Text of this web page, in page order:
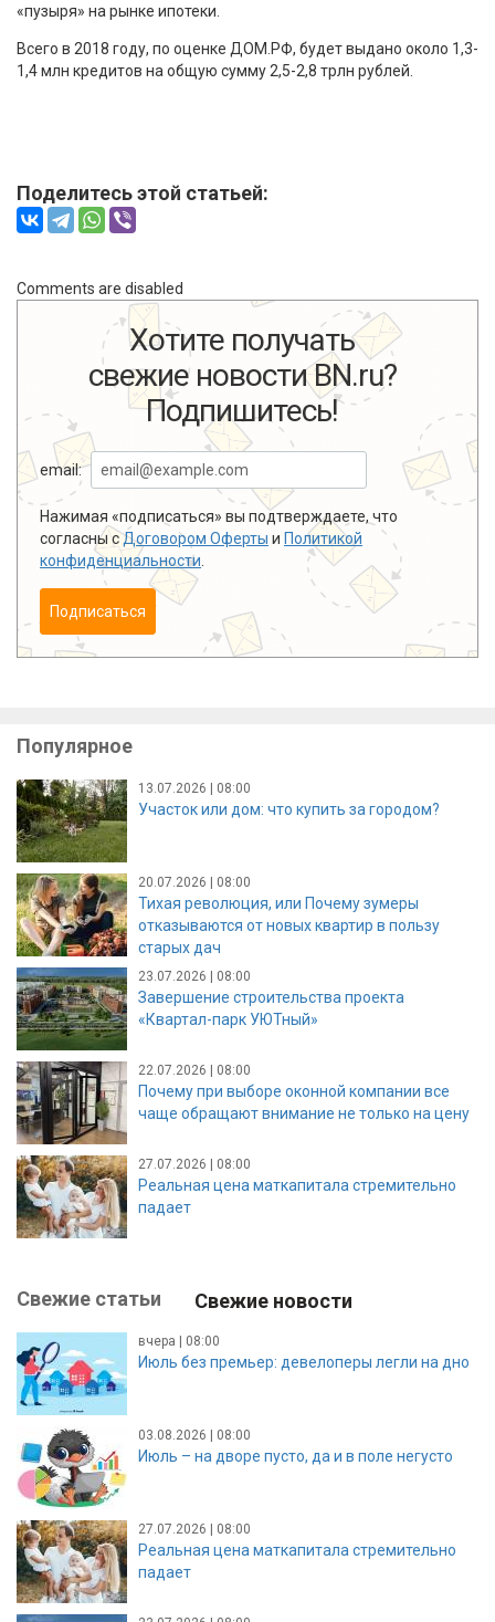
«пузыря» на рынке ипотеки.
Всего в 2018 году, по оценке ДОМ.РФ, будет выдано около 1,3-
1,4 млн кредитов на общую сумму 2,5-2,8 трлн рублей.
Поделитесь этой статьей:
Comments are disabled
Хотите получать
свежие новости BN.ru?
Подпишитесь!
email:
Нажимая «подписаться» вы подтверждаете, что
согласны сДоговором Оферты и Политикой
конфиденциальности
Подписаться
Популярное
13.07.2026 | 08:00
Участок или дом: что купить за городом?
20.07.2026 | 08:00
Тихая революция, или Почему зумеры
отказываются от новых квартир в пользу
старых дач
23.07.2026 | 08:00
Завершение строительства проекта
«Квартал-парк УЮТный»
22.07.2026 | 08:00
Почему при выборе оконной компании все
чаще обращают внимание не только на цену
27.07.2026 | 08:00
Реальная цена маткапитала стремительно
падает
Свежие статьи Свежие новости
вчера | 08:00
Июль без премьер: девелоперы легли на дно
03.08.2026 | 08:00
Июль – на дворе пусто, да и в поле негусто
27.07.2026 | 08:00
Реальная цена маткапитала стремительно
падает